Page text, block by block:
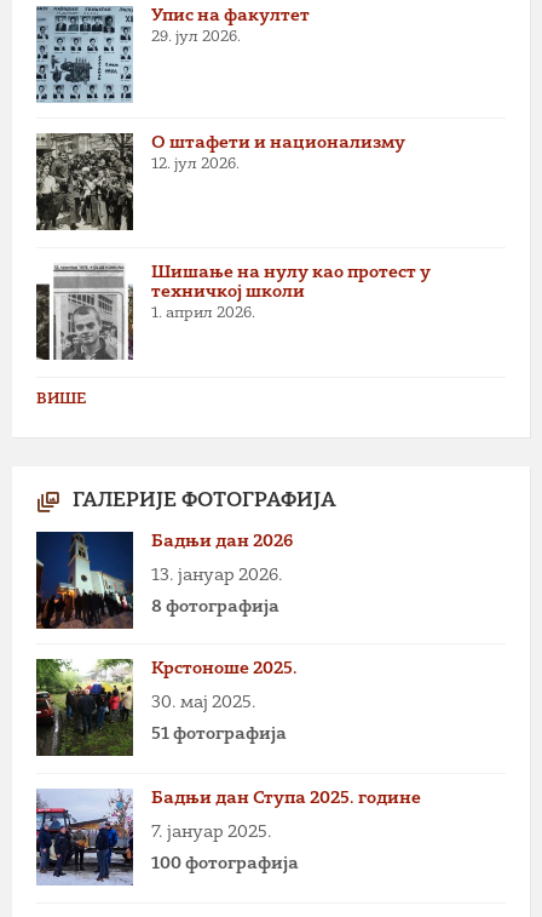
Упис на факултет
29. јул 2026.
О штафети и национализму
12. јул 2026.
Шишање на нулу као протест у
техничкој школи
1. април 2026.
ВИШЕ
ГАЛЕРИЈЕ ФОТОГРАФИЈА
Бадњи дан 2026
13. јануар 2026.
8 фотографија
Крстоноше 2025.
30. мај 2025.
51 фотографија
Бадњи дан Ступа 2025. године
7. јануар 2025.
100 фотографија